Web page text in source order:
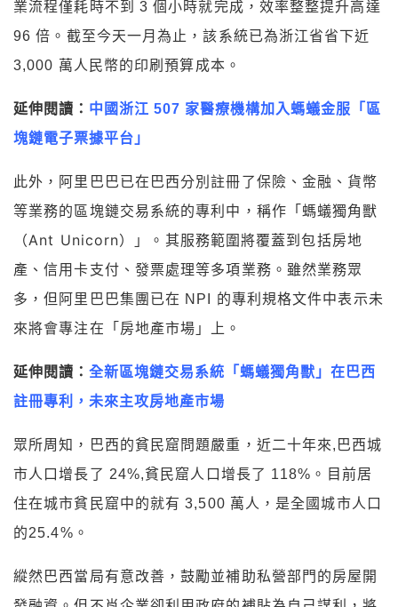
業流程僅耗時不到 3 個小時就完成，效率整整提升高達
96 倍。截至今天一月為止，該系統已為浙江省省下近
3,000 萬人民幣的印刷預算成本。
延伸閱讀： 中國浙江 507 家醫療機構加入螞蟻金服「區
塊鏈電子票據平台」
此外，阿里巴巴已在巴西分別註冊了保險、金融、貨幣
等業務的區塊鏈交易系統的專利中， 稱作「螞蟻獨角獸
（Ant Unicorn）」。其服務範圍將覆蓋到包括房地
產、信用卡支付、發票處理等多項業務。雖然業務眾
多，但阿里巴巴集團已在 NPI 的專利規格文件中表示未
來將會專注在「房地產市場」上。
延伸閱讀： 全新區塊鏈交易系統「螞蟻獨角獸」在巴西
註冊專利，未來主攻房地產市場
眾所周知，巴西的貧民窟問題嚴重，近二十年來,巴西城
市人口增長了 24%,貧民窟人口增長了 118%。目前居
住在城市貧民窟中的就有 3,500 萬人，是全國城市人口
的25.4%。
縱然巴西當局有意改善，鼓勵並補助私營部門的房屋開